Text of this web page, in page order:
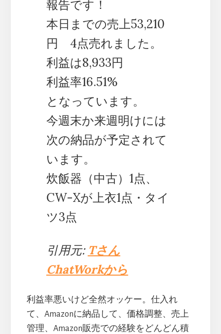
報告です！
本日までの売上53,210
円 4点売れました。
利益は8,933円
利益率16.51%
となっています。
今週末か来週明けには
次の納品が予定されて
います。
炊飯器（中古）1点、
CW-Xが上衣1点・タイ
ツ3点
引用元: Tさん
ChatWorkから
利益率悪いけど全然オッケー。仕入れ
て、Amazonに納品して、価格調整、売上
管理、Amazon販売での経験をどんどん積